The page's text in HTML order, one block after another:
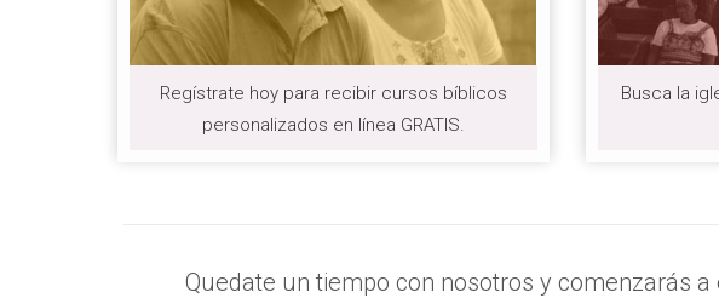
Regístrate hoy para recibir cursos bíblicos
personalizados en línea GRATIS.
Busca la
Quedate un tiempo con nosotros y comenzarás